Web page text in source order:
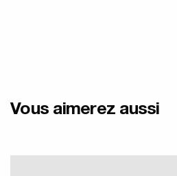
Vous aimerez aussi